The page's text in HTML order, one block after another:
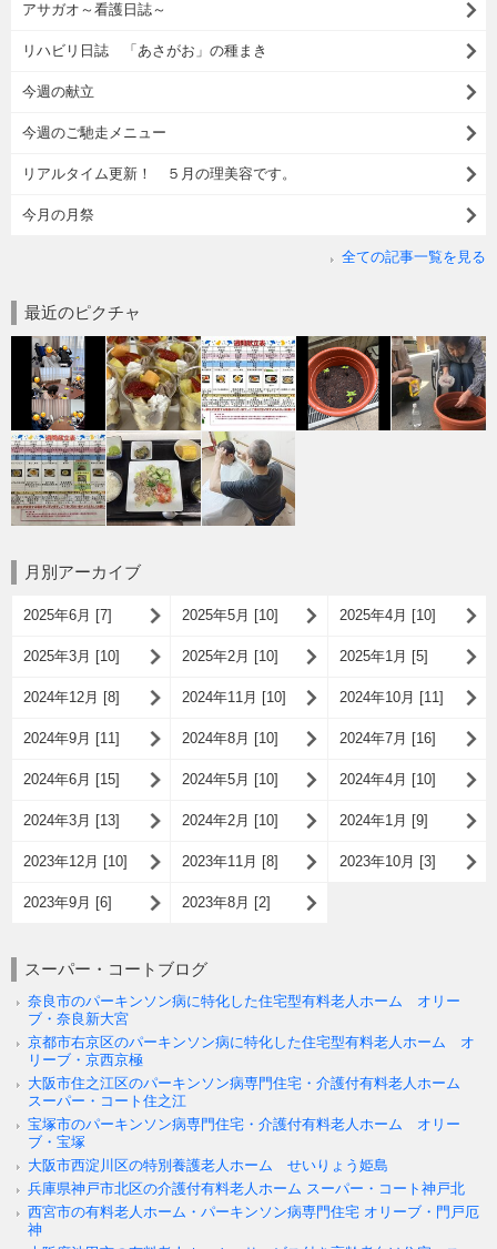
アサガオ～看護日誌～
リハビリ日誌 「あさがお」の種まき
今週の献立
今週のご馳走メニュー
リアルタイム更新！ ５月の理美容です。
今月の月祭
全ての記事一覧を見る
最近のピクチャ
月別アーカイブ
2025年6月 [7] 2025年5月 [10] 2025年4月 [10]
2025年3月 [10] 2025年2月 [10] 2025年1月 [5]
2024年12月 [8] 2024年11月 [10] 2024年10月 [11]
2024年9月 [11] 2024年8月 [10] 2024年7月 [16]
2024年6月 [15] 2024年5月 [10] 2024年4月 [10]
2024年3月 [13] 2024年2月 [10] 2024年1月 [9]
2023年12月 [10] 2023年11月 [8] 2023年10月 [3]
2023年9月 [6] 2023年8月 [2]
スーパー・コートブログ
奈良市のパーキンソン病に特化した住宅型有料老人ホーム オリー
ブ・奈良新大宮
京都市右京区のパーキンソン病に特化した住宅型有料老人ホーム オ
リーブ・京西京極
大阪市住之江区のパーキンソン病専門住宅・介護付有料老人ホーム
スーパー・コート住之江
宝塚市のパーキンソン病専門住宅・介護付有料老人ホーム オリー
ブ・宝塚
大阪市西淀川区の特別養護老人ホーム せいりょう姫島
兵庫県神戸市北区の介護付有料老人ホーム スーパー・コート神戸北
西宮市の有料老人ホーム・パーキンソン病専門住宅 オリーブ・門戸厄
神